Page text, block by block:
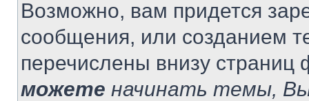
Возможно, вам придется
сообщения, или созданием
перечислены внизу
можете начинать темы,